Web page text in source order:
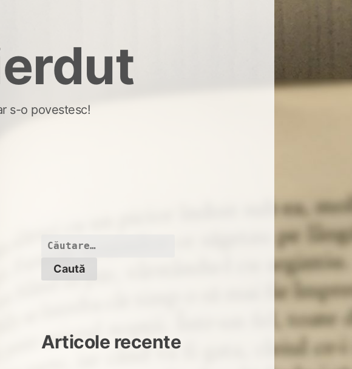
s-o povestesc!
Caută
Articole recente